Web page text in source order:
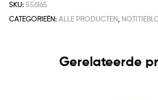
SKU: 556165
CATEGORIEËN: ALLE PRODUCTEN
Gerelateerde